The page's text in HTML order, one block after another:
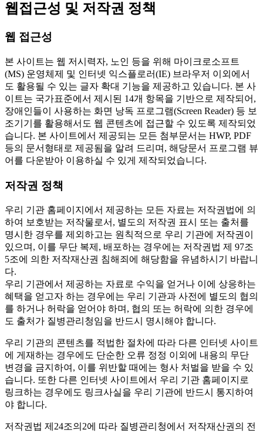
웹접근성 및 저작권 정책
웹 접근성
본 사이트는 웹 저시력자, 노인 등을 위해 마이크로소프트
(MS) 운영체제 및 인터넷 익스플로러(IE) 브라우저 이외에서
도 활용될 수 있는 글자 확대 기능을 제공하고 있습니다. 본 사
이트는 국가표준에서 제시된 14개 항목을 기반으로 제작되어,
장애인들이 사용하는 화면 낭독 프로그램(Screen Reader) 등 보
조기기를 활용해서도 웹 콘텐츠에 접근할 수 있도록 제작되었
습니다. 본 사이트에서 제공되는 모든 첨부문서는 HWP, PDF
등의 문서형태로 제공됨을 알려 드리며, 해당문서 프로그램 뷰
어를 다운받아 이용하실 수 있게 제작되었습니다.
저작권 정책
우리 기관 홈페이지에서 제공하는 모든 자료는 저작권법에 의
하여 보호받는 저작물로서, 별도의 저작권 표시 또는 출처를
명시한 경우를 제외하고는 원칙적으로 우리 기관에 저작권이
있으며, 이를 무단 복제, 배포하는 경우에는 저작권법 제 97조
5조에 의한 저작재산권 침해죄에 해당함을 유념하시기 바랍니
다.
우리 기관에서 제공하는 자료로 수익을 얻거나 이에 상응하는
혜택을 얻고자 하는 경우에는 우리 기관과 사전에 별도의 협의
를 하거나 허락을 얻어야 하며, 협의 또는 허락에 의한 경우에
도 출처가 질병관리청임을 반드시 명시해야 합니다.
우리 기관의 콘텐츠를 적법한 절차에 따라 다른 인터넷 사이트
에 게재하는 경우에도 단순한 오류 정정 이외에 내용의 무단
변경을 금지하여, 이를 위반할 때에는 형사 처벌을 받을 수 있
습니다. 또한 다른 인터넷 사이트에서 우리 기관 홈페이지로
링크하는 경우에도 링크사실을 우리 기관에 반드시 통지하여
야 합니다.
저작권법 제24조의2에 따라 질병관리청에서 저작재산권의 전